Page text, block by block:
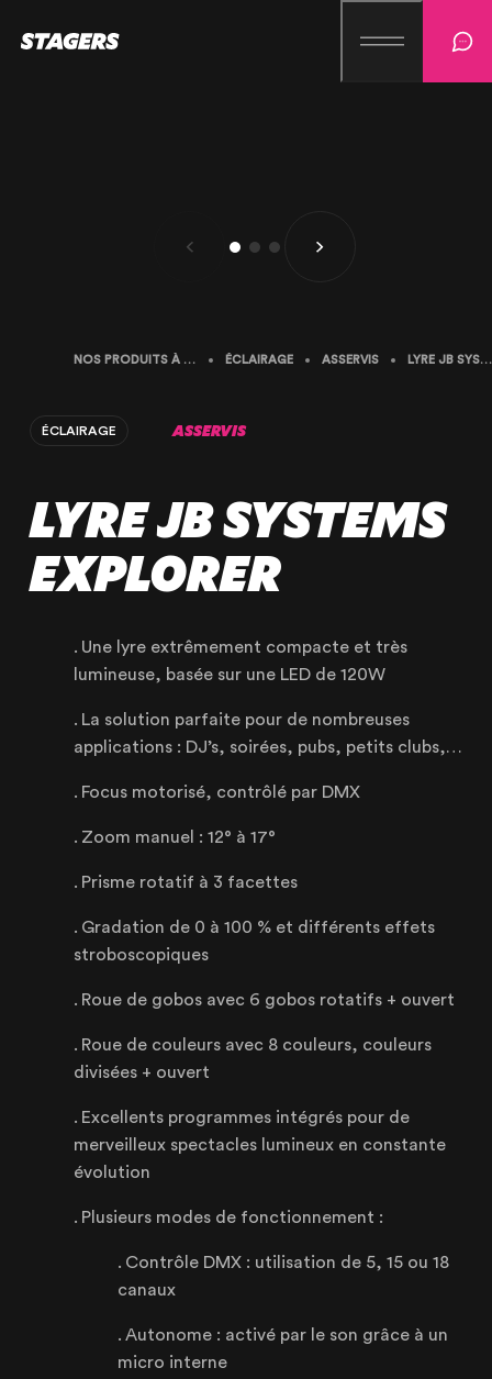
NOTRE ENTREPRISE
NOS EXPERTISES
NOS RÉALISATIONS
NOS PRODUITS À LOUER
NOS PRODUITS À VENDRE
Lille
59223 Roncq, France
NOS PRODUITS À LA LOCATION ÉCLAIRAGE ASSERVIS LYRE JB SYSTEMS EXPLORER
ÉCLAIRAGE ASSERVIS
LYRE JB SYSTEMS
EXPLORER
Une lyre extrêmement compacte et très
lumineuse, basée sur une LED de 120W
La solution parfaite pour de nombreuses
applications : DJ’s, soirées, pubs, petits clubs,…
Focus motorisé, contrôlé par DMX
Zoom manuel : 12° à 17°
Prisme rotatif à 3 facettes
Gradation de 0 à 100 % et différents effets
stroboscopiques
Roue de gobos avec 6 gobos rotatifs + ouvert
Roue de couleurs avec 8 couleurs, couleurs
divisées + ouvert
Excellents programmes intégrés pour de
merveilleux spectacles lumineux en constante
évolution
Plusieurs modes de fonctionnement :
Contrôle DMX : utilisation de 5, 15 ou 18
canaux
Autonome : activé par le son grâce à un
micro interne